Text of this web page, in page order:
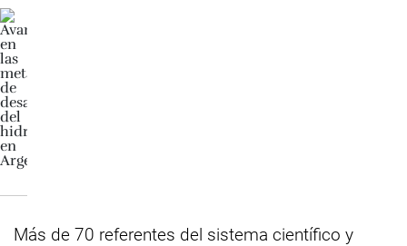
Más de 70 referentes del sistema científico y